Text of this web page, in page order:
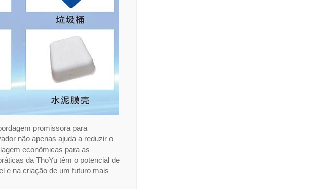
promissora para
não apenas ajuda a reduzir o
econômicas para as
da ThoYu têm o potencial de
e na criação de um futuro mais